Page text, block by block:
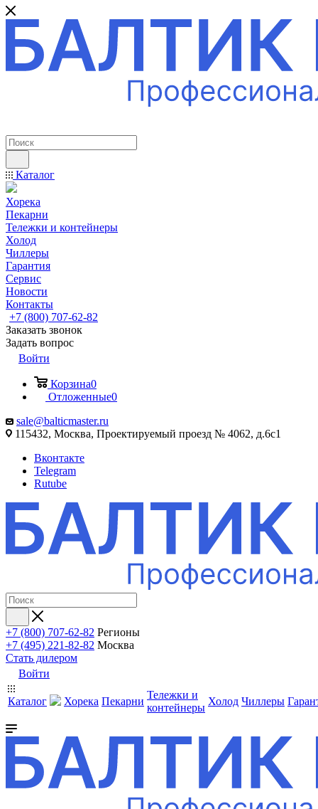
Каталог
Хорека
Пекарни
Тележки и контейнеры
Холод
Чиллеры
Гарантия
Сервис
Новости
Контакты
+7 (800) 707-62-82
Заказать звонок
Задать вопрос
Войти
Корзина0
Отложенные0
sale@balticmaster.ru
115432, Москва, Проектируемый проезд № 4062, д.6с1
Вконтакте
Telegram
Rutube
+7 (800) 707-62-82 Регионы
+7 (495) 221-82-82 Москва
Стать дилером
Войти
Каталог Хорека Пекарни
Тележки и
контейнеры
Холод Чиллеры